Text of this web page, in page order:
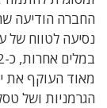
החברה הודיעה
מאוד העוקף את
הגרמניות ושל